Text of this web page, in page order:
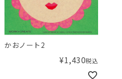
かおノート2
¥1,430税込